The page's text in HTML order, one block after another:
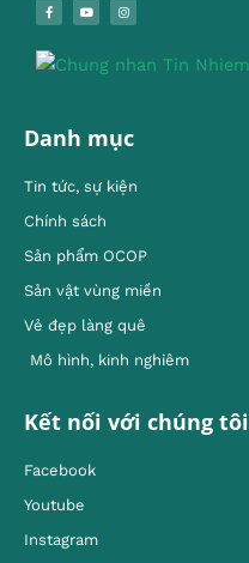
Danh mục
Tin tức, sự kiện
Chính sách
Sản phẩm OCOP
Sản vật vùng miền
Vẻ đẹp làng quê
Mô hình, kinh nghiêm
Kết nối với chúng tôi
Facebook
Youtube
Instagram